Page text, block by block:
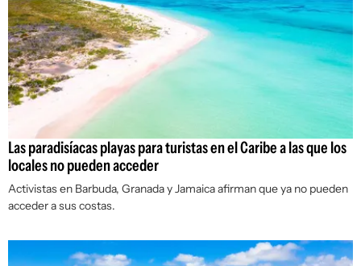
Las paradisíacas playas para turistas en el Caribe a las que los
locales no pueden acceder
Activistas en Barbuda, Granada y Jamaica afirman que ya no pueden
acceder a sus costas.